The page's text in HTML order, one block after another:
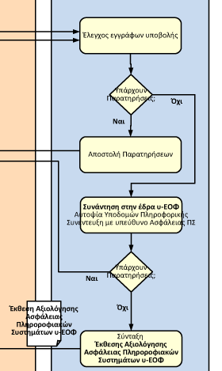
Απόκρυψη λίστας
Απόκρυψη λίστας